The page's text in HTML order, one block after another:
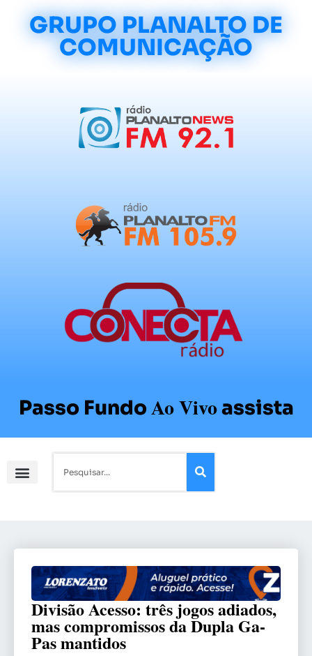
GRUPO PLANALTO DE
COMUNICAÇÃO
Passo FundoAo Vivoassista
Divisão Acesso: três jogos adiados,
mas compromissos da Dupla Ga-
Pas mantidos